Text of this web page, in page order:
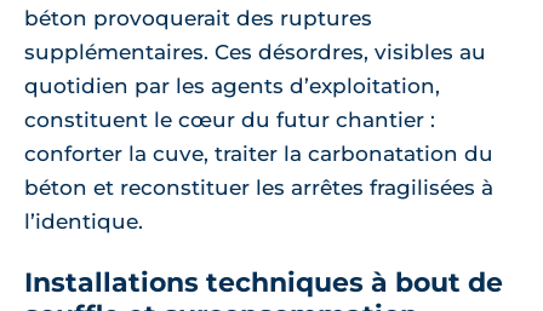
béton provoquerait des ruptures
supplémentaires. Ces désordres, visibles au
quotidien par les agents d’exploitation,
constituent le cœur du futur chantier :
conforter la cuve, traiter la carbonatation du
béton et reconstituer les arrêtes fragilisées à
l’identique.
Installations techniques à bout de